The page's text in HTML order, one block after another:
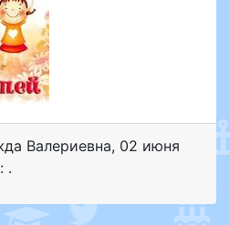
Валериевна, 02 июня
.